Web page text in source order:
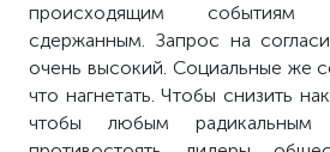
происходящим событиям
сдержанным. Запрос на
очень высокий. Социальные же
что нагнетать. Чтобы снизить
чтобы любым радикальным